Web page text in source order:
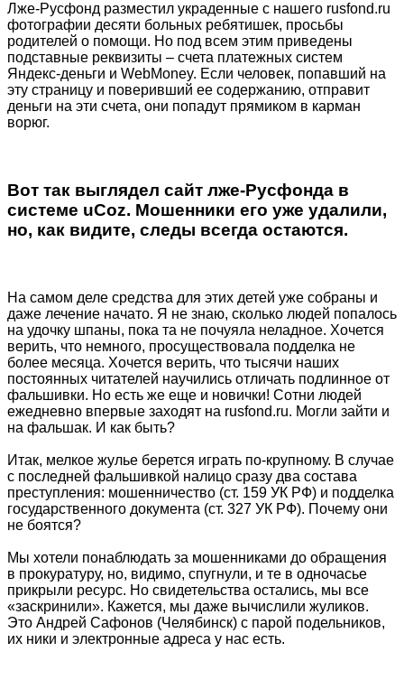
Лже-Русфонд разместил украденные с нашего rusfond.ru
фотографии десяти больных ребятишек, просьбы
родителей о помощи. Но под всем этим приведены
подставные реквизиты – счета платежных систем
Яндекс-деньги и WebMoney. Если человек, попавший на
эту страницу и поверивший ее содержанию, отправит
деньги на эти счета, они попадут прямиком в карман
ворюг.
Вот так выглядел сайт лже-Русфонда в
системе uCoz. Мошенники его уже удалили,
но, как видите, следы всегда остаются.
На самом деле средства для этих детей уже собраны и
даже лечение начато. Я не знаю, сколько людей попалось
на удочку шпаны, пока та не почуяла неладное. Хочется
верить, что немного, просуществовала подделка не
более месяца. Хочется верить, что тысячи наших
постоянных читателей научились отличать подлинное от
фальшивки. Но есть же еще и новички! Сотни людей
ежедневно впервые заходят на rusfond.ru. Могли зайти и
на фальшак. И как быть?
Итак, мелкое жулье берется играть по-крупному. В случае
с последней фальшивкой налицо сразу два состава
преступления: мошенничество (ст. 159 УК РФ) и подделка
государственного документа (ст. 327 УК РФ). Почему они
не боятся?
Мы хотели понаблюдать за мошенниками до обращения
в прокуратуру, но, видимо, спугнули, и те в одночасье
прикрыли ресурс. Но свидетельства остались, мы все
«заскринили». Кажется, мы даже вычислили жуликов.
Это Андрей Сафонов (Челябинск) с парой подельников,
их ники и электронные адреса у нас есть.